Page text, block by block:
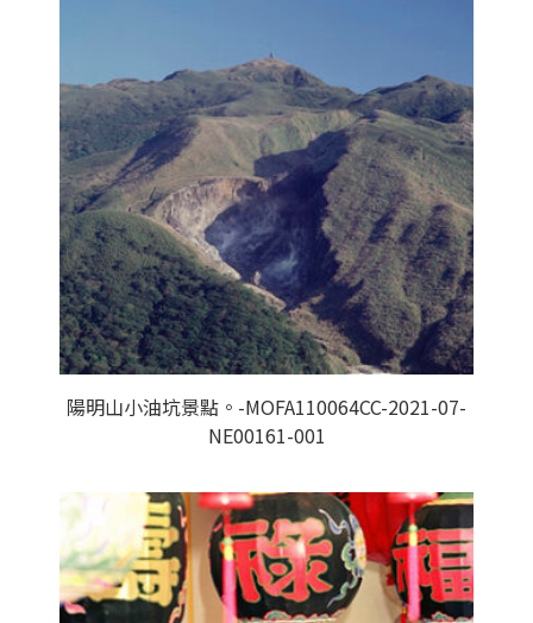
陽明山小油坑景點。-MOFA110064CC-2021-07-
NE00161-001